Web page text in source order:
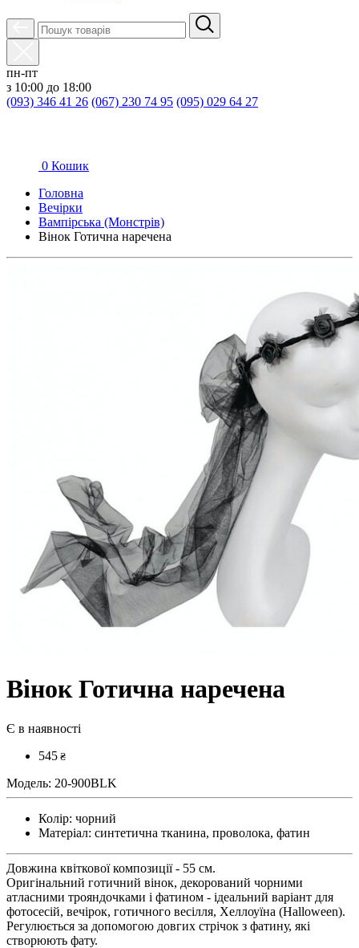
пн-пт
з 10:00 до 18:00
(093) 346 41 26 (067) 230 74 95 (095) 029 64 27
0 Кошик
Головна
Вечірки
Вампірська (Монстрів)
Вінок Готична наречена
Вінок Готична наречена
Є в наявності
545 ₴
Модель: 20-900BLK
Колір: чорний
Матеріал: синтетична тканина, проволока, фатин
Довжина квіткової композиції - 55 см.
Оригінальний готичний вінок, декорований чорними
атласними трояндочками і фатином - ідеальний варіант для
фотосесій, вечірок, готичного весілля, Хеллоуїна (Halloween).
Регулюється за допомогою довгих стрічок з фатину, які
створюють фату.